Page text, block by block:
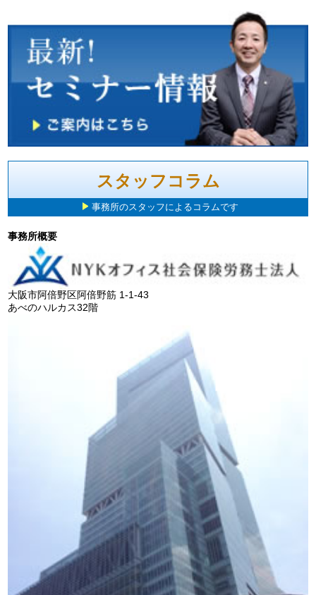
スタッフコラム
事務所のスタッフによるコラムです
事務所概要
大阪市阿倍野区阿倍野筋 1-1-43
あべのハルカス32階